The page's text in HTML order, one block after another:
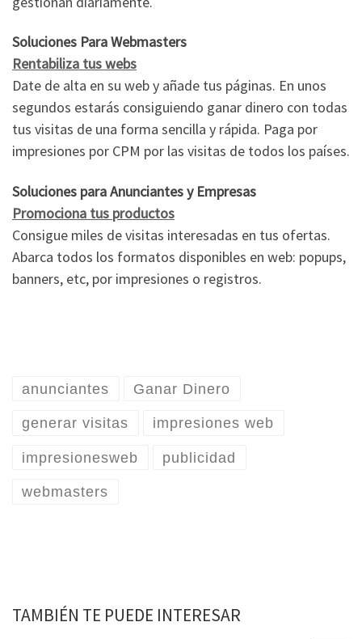
Soluciones Para Webmasters
Rentabiliza tus webs
Date de alta en su web y añade tus páginas. En unos
segundos estarás consiguiendo ganar dinero con todas
tus visitas de una forma sencilla y rápida. Paga por
impresiones por CPM por las visitas de todos los países.
Soluciones para Anunciantes y Empresas
Promociona tus productos
Consigue miles de visitas interesadas en tus ofertas.
Abarca todos los formatos disponibles en web: popups,
banners, etc, por impresiones o registros.
anunciantes Ganar Dinero
generar visitas impresiones web
impresionesweb publicidad
webmasters
TAMBIÉN TE PUEDE INTERESAR